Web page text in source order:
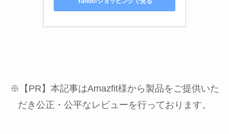
※【PR】本記事はAmazfit様から製品をご提供いた
だき公正・公平なレビューを行っております。